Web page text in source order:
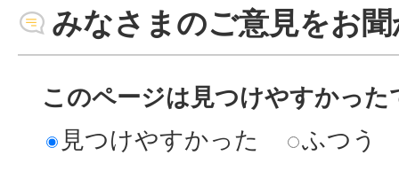
みなさまのご意見をお
このページは見つけやすかった
見つけやすかった
ふつう